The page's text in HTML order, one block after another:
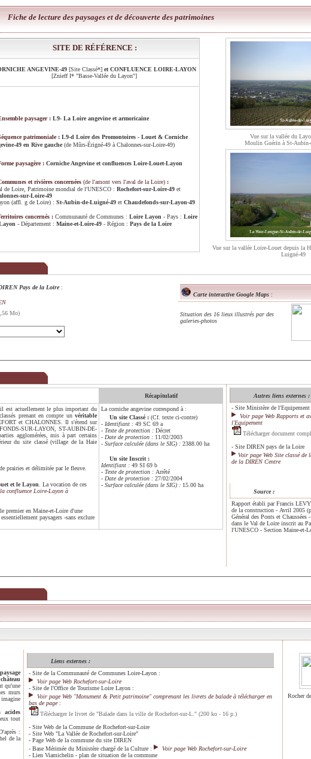
Fiche de lecture des paysages et de découverte des patrimoines
SITE DE RÉFÉRENCE :
ANGEVINE-49 [Site Classé*]et CONFLUENCE LOIRE-LAYON
[Znieff I* "Basse-Vallée du Layon"]
paysager : L9- La Loire angevine et armoricaine
patrimoniale : L9-d Loire des Promontoires - Louet & Corniche
49 en Rive gauche (de Mûrs-Érigné-49 à Chalonnes-sur-Loire-49)
paysagère : Corniche Angevine et confluences Loire-Louet-Layon
et rivières concernées (de l'amont vers l'aval de la Loire) :
de Loire, Patrimoine mondial de l'UNESCO : Rochefort-sur-Loire-49 et
sur-Loire-49
(affl. g de Loire) : St-Aubin-de-Luigné-49 et Chaudefonds-sur-Layon-49
concernés : Communauté de Communes : Loire Layon - Pays : Loire
- Département : Maine-et-Loire-49 - Région : Pays de la Loire
Vue sur la vallée du
Moulin Guérin à St-Aubin-
Vue sur la vallée Loire-Louet depuis la
Luigné-49
Pays de la Loire:
Mo)
CarteinteractiveGoogle Maps :
Situation des 16 lieux illustrés par des
galeries-photos
Récapitulatif
est actuellement le plus important du
prenant en compte un véritable
et CHALONNES. Il s'étend sur
SUR-LAYON, ST-AUBIN-DE-
agglomérées, mis à part certains
du site classé (village de la Haie
prairies et délimitée par le fleuve.
et le Layon . La vocation de ces
confluence Loire-Layon à
premier en Maine-et-Loire d'une
paysagers -sans exclure
La corniche angevine correspond à :
Un site Classé : (Cf. texte ci-contre)
- Identifiant : 49 SC 69 a
- Texte de protection : Décret
- Date de protection : 11/02/2003
- Surface calculée (dans le SIG) : 2388.00 ha
Un site Inscrit :
Identifiant : 49 SI 69 b
- Texte de protection : Arrêté
- Date de protection : 27/02/2004
- Surface calculée (dans le SIG) : 15.00 ha
Autres liens externes :
- Site Ministère de l'Equipement
Voir page Web Rapports et
l'Equipement
Télécharger document
- Site DIREN pays de la Loire
Voir page Web Site classé de
de la DIREN Centre
Source :
Rapport établi par Francis LEVY
de la construction - Avril 2005
Général des Ponts et
dans le Val de Loire inscrit au
l'UNESCO - Section Maine-et-
qu'une
murs
imagine
acides
tout
:
de la
Liens externes :
- Site de la Communauté de Communes Loire-Layon :
Voir page Web Rochefort-sur-Loire
- Site de l'Office de Tourisme Loire Layon :
Voir page Web "Monument & Petit patrimoine" comprenant les livrets de balade à télécharger en
bas de page :
Télécharger le livret de "Balade dans la ville de Rochefort-sur-L." (200 ko - 16 p.)
- Site Web de la Commune de Rochefort-sur-Loire
- Site Web "La Vallée de Rochefort-sur-Loire"
- Page Web de la commune du site DIREN
- Base Mérimée du Ministère chargé de la Culture :
Voir page Web Rochefort-sur-Loire
- Lien Viamichelin - plan de situation de la commune
Rocher